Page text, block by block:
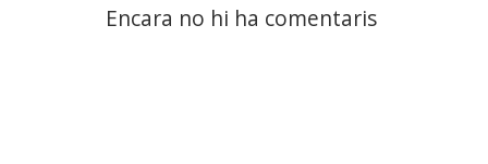
Encara no hi ha comentaris